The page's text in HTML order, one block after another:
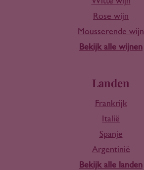
Rose wijn
Mousserende wijn
Bekijk alle wijnen
Landen
Frankrijk
Italië
Spanje
Argentinië
Bekijk alle landen